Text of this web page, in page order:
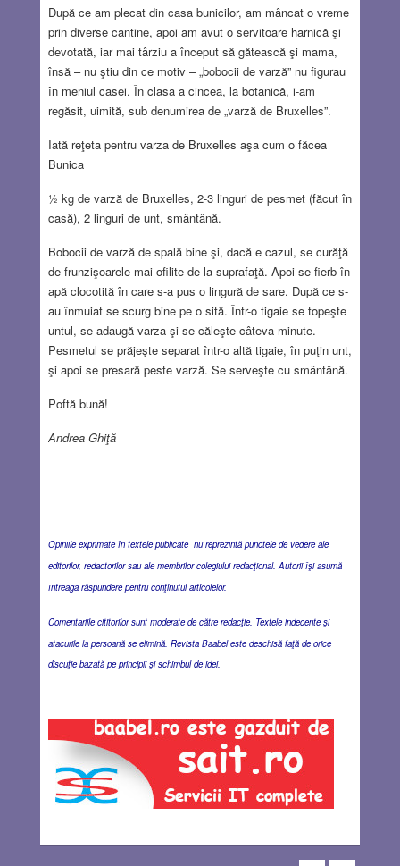
După ce am plecat din casa bunicilor, am mâncat o vreme
prin diverse cantine, apoi am avut o servitoare harnică şi
devotată, iar mai târziu a început să gătească şi mama,
însă – nu ştiu din ce motiv – „bobocii de varză” nu figurau
în meniul casei. În clasa a cincea, la botanică, i-am
regăsit, uimită, sub denumirea de „varză de Bruxelles”.
Iată reţeta pentru varza de Bruxelles aşa cum o făcea
Bunica
½ kg de varză de Bruxelles, 2-3 linguri de pesmet (făcut în
casă), 2 linguri de unt, smântână.
Bobocii de varză de spală bine şi, dacă e cazul, se curăţă
de frunzişoarele mai ofilite de la suprafaţă. Apoi se fierb în
apă clocotită în care s-a pus o lingură de sare. După ce s-
au înmuiat se scurg bine pe o sită. Într-o tigaie se topeşte
untul, se adaugă varza şi se căleşte câteva minute.
Pesmetul se prăjeşte separat într-o altă tigaie, în puţin unt,
şi apoi se presară peste varză. Se serveşte cu smântână.
Poftă bună!
Andrea Ghiţă
Opiniile exprimate în textele publicate nu reprezintă punctele de vedere ale
editorilor, redactorilor sau ale membrilor colegiului redacţional. Autorii îşi asumă
întreaga răspundere pentru conţinutul articolelor.
Comentariile cititorilor sunt moderate de către redacţie. Textele indecente şi
atacurile la persoană se elimină. Revista Baabel este deschisă faţă de orice
discuţie bazată pe principii şi schimbul de idei.